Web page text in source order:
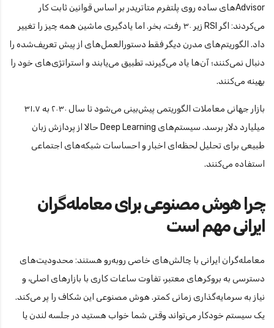
Advisorهای ساده روی پلتفرم متاتریدر بر اساس قوانین ثابت کار
می‌کردند: اگر RSI زیر ۳۰ رفت، بخر. اما یادگیری ماشین همه چیز را تغییر
داد. الگوریتم‌های مدرن دیگر فقط دستورالعمل‌های از پیش تعریف‌شده را
دنبال نمی‌کنند؛ آن‌ها یاد می‌گیرند، تطبیق می‌یابند و استراتژی‌های خود را
بهینه می‌کنند.
بازار جهانی معاملات الگوریتمی پیش‌بینی می‌شود تا سال ۲۰۳۰ به ۳۱.۷
میلیارد دلار برسد. سیستم‌های Deep Learning حالا از پردازش زبان
طبیعی برای تحلیل لحظه‌ای اخبار و احساسات شبکه‌های اجتماعی
استفاده می‌کنند.
چرا هوش مصنوعی برای معامله‌گران
ایرانی مهم است
معامله‌گران ایرانی با چالش‌های خاصی روبه‌رو هستند: محدودیت‌های
دسترسی به بروکرهای معتبر، تفاوت ساعات کاری با بازارهای اصلی، و
نیاز به سرمایه‌گذاری زمانی کمتر. هوش مصنوعی این شکاف را پر می‌کند.
یک سیستم خودکار می‌تواند وقتی شما خواب هستید در جلسه لندن یا